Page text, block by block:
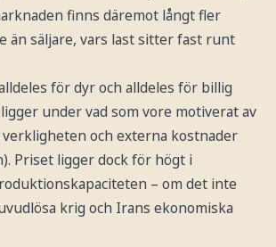
finns däremot långt fler
än säljare, vars last sitter fast runt
för dyr och alldeles för billig
under vad som vore motiverat av
och externa kostnader
Priset ligger dock för högt i
– om det inte
krig och Irans ekonomiska